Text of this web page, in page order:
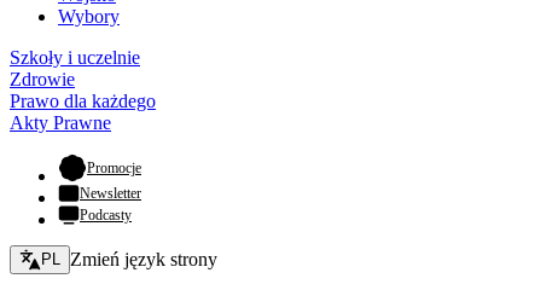
Wybory
Szkoły i uczelnie
Zdrowie
Prawo dla każdego
Akty Prawne
Promocje- otwiera się w nowej karcie
Newsletter
Podcasty
Zmień język - bieżący:
PL Zmień język strony